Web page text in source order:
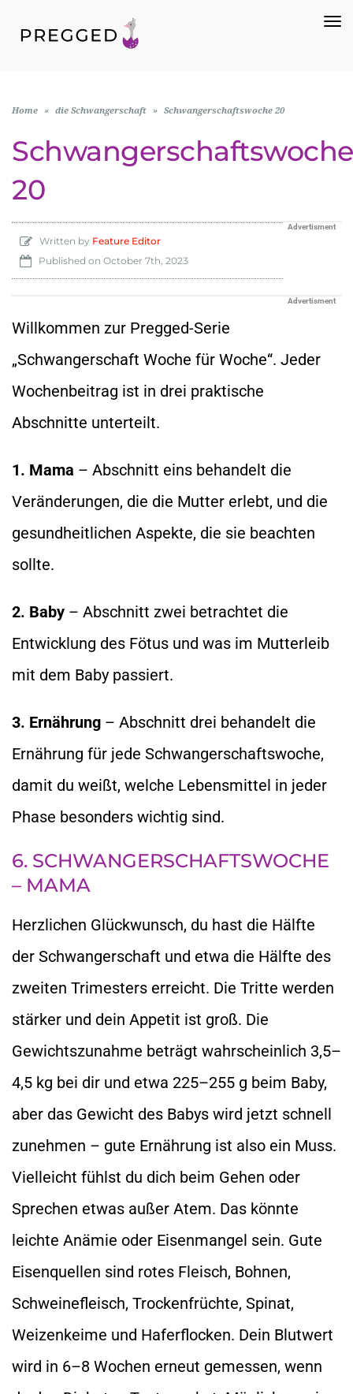
Home » die Schwangerschaft » Schwangerschaftswoche 20
Schwangerschaftswoche
20
Advertisment
Written by Feature Editor
Published on October 7th, 2023
Advertisment
Willkommen zur Pregged-Serie
„Schwangerschaft Woche für Woche“. Jeder
Wochenbeitrag ist in drei praktische
Abschnitte unterteilt.
1. Mama – Abschnitt eins behandelt die
Veränderungen, die die Mutter erlebt, und die
gesundheitlichen Aspekte, die sie beachten
sollte.
2. Baby – Abschnitt zwei betrachtet die
Entwicklung des Fötus und was im Mutterleib
mit dem Baby passiert.
3. Ernährung – Abschnitt drei behandelt die
Ernährung für jede Schwangerschaftswoche,
damit du weißt, welche Lebensmittel in jeder
Phase besonders wichtig sind.
6. SCHWANGERSCHAFTSWOCHE
– MAMA
Herzlichen Glückwunsch, du hast die Hälfte
der Schwangerschaft und etwa die Hälfte des
zweiten Trimesters erreicht. Die Tritte werden
stärker und dein Appetit ist groß. Die
Gewichtszunahme beträgt wahrscheinlich 3,5–
4,5 kg bei dir und etwa 225–255 g beim Baby,
aber das Gewicht des Babys wird jetzt schnell
zunehmen – gute Ernährung ist also ein Muss.
Vielleicht fühlst du dich beim Gehen oder
Sprechen etwas außer Atem. Das könnte
leichte Anämie oder Eisenmangel sein. Gute
Eisenquellen sind rotes Fleisch, Bohnen,
Schweinefleisch, Trockenfrüchte, Spinat,
Weizenkeime und Haferflocken. Dein Blutwert
wird in 6–8 Wochen erneut gemessen, wenn